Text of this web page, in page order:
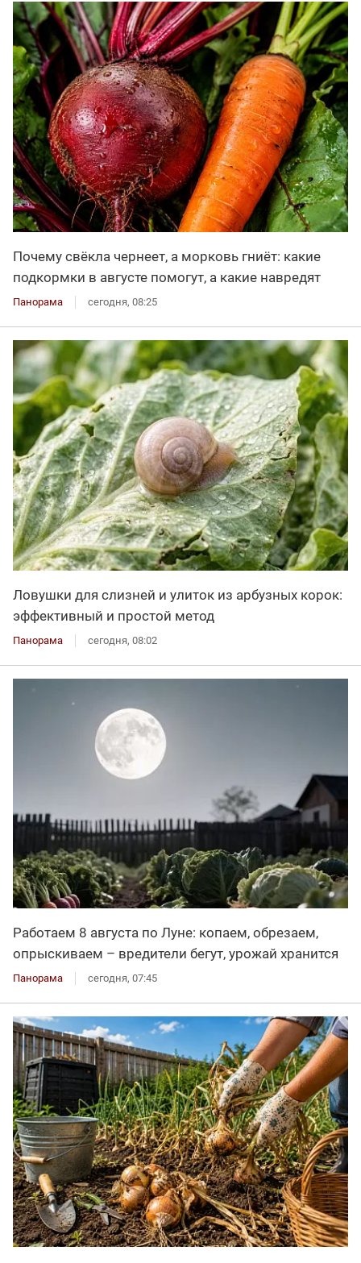
Почему свёкла чернеет, а морковь гниёт: какие
подкормки в августе помогут, а какие навредят
Панорама сегодня, 08:25
Ловушки для слизней и улиток из арбузных корок:
эффективный и простой метод
Панорама сегодня, 08:02
Работаем 8 августа по Луне: копаем, обрезаем,
опрыскиваем – вредители бегут, урожай хранится
Панорама сегодня, 07:45